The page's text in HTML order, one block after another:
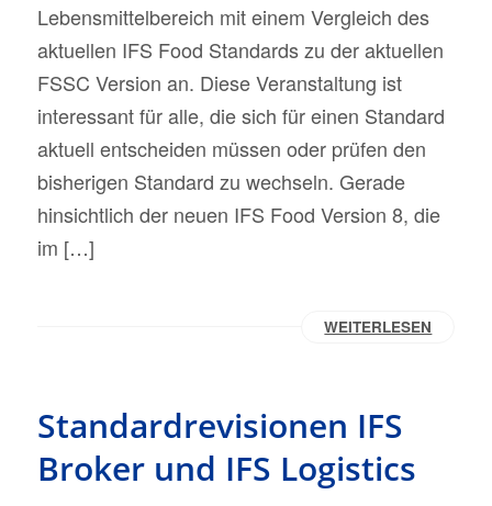
Lebensmittelbereich mit einem Vergleich des
aktuellen IFS Food Standards zu der aktuellen
FSSC Version an. Diese Veranstaltung ist
interessant für alle, die sich für einen Standard
aktuell entscheiden müssen oder prüfen den
bisherigen Standard zu wechseln. Gerade
hinsichtlich der neuen IFS Food Version 8, die
im […]
WEITERLESEN
Standardrevisionen IFS
Broker und IFS Logistics